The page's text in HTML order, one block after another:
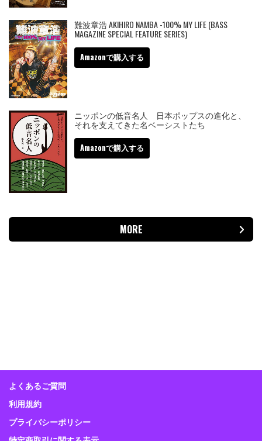
難波章浩 AKIHIRO NAMBA -100% MY LIFE (BASS
MAGAZINE SPECIAL FEATURE SERIES)
Amazonで購入する
ニッポンの低音名人 日本ポップスの進化と、
それを支えてきた名ベーシストたち
Amazonで購入する
MORE
よくあるご質問
利用規約
プライバシーポリシー